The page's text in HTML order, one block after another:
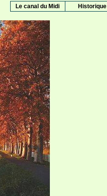
Le canal du Midi Historique